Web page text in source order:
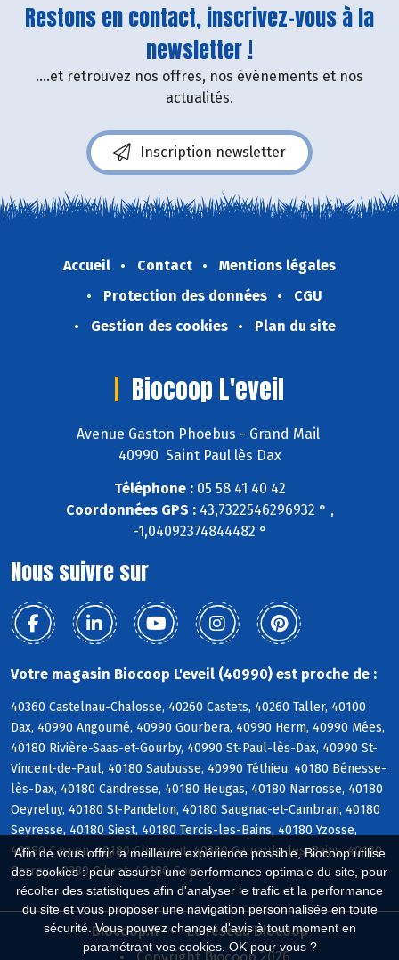
Afin de vous offrir la meilleure expérience possible, Biocoop utilise
des cookies : pour assurer une performance optimale du site, pour
récolter des statistiques afin d'analyser le trafic et la performance
du site et vous proposer une navigation personnalisée en toute
sécurité. Vous pouvez changer d'avis à tout moment en
paramétrant vos cookies. OK pour vous ?
Restons en contact, inscrivez-vous à la
newsletter !
....et retrouvez nos offres, nos événements et nos
actualités.
Inscription newsletter
Accueil Contact
Mentions légales
Protection des données
CGU
Gestion des cookies
Plan du site
Biocoop L'eveil
Avenue Gaston Phoebus - Grand Mail
40990 Saint Paul lès Dax
Téléphone :05 58 41 40 42
Coordonnées GPS :43,7322546296932 ° ,
-1,04092374844482 °
Nous suivre sur
Votre magasin Biocoop L'eveil (40990) est proche de :
40360 Castelnau-Chalosse, 40260 Castets, 40260 Taller, 40100
Dax, 40990 Angoumé, 40990 Gourbera, 40990 Herm, 40990 Mées,
40180 Rivière-Saas-et-Gourby, 40990 St-Paul-lès-Dax, 40990 St-
Vincent-de-Paul, 40180 Saubusse, 40990 Téthieu, 40180 Bénesse-
lès-Dax, 40180 Candresse, 40180 Heugas, 40180 Narrosse, 40180
Oeyreluy, 40180 St-Pandelon, 40180 Saugnac-et-Cambran, 40180
Seyresse, 40180 Siest, 40180 Tercis-les-Bains, 40180 Yzosse,
40380 Cassen, 40180 Clermont, 40380 Gamarde-les-Bains, 40180
Garrey, 40380 Gibret, 40180 Goos
Biocoop.fr
Le réseau Biocoop
Copyright Biocoop 2026